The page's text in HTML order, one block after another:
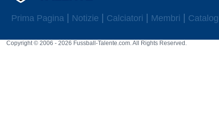
Prima Pagina Notizie Calciatori Membri
Copyright © 2006 - 2026 Fussball-Talente.com. All Rights Reserved.